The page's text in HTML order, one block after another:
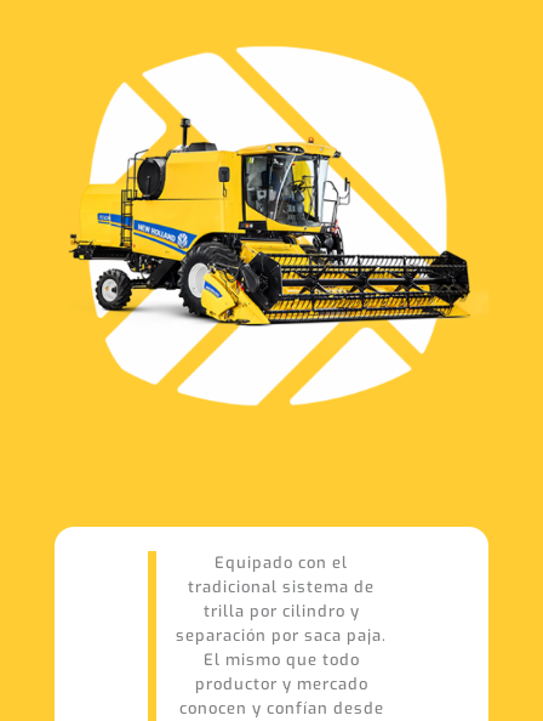
Equipado con el
tradicional sistema de
trilla por cilindro y
separación por saca paja.
El mismo que todo
productor y mercado
conocen y confían desde